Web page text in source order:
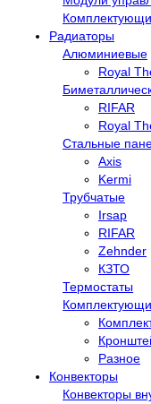
Радиаторы
Алюминиевые
Royal
RIFAR
Royal
Стальные
Axis
Kermi
Трубчатые
Irsap
RIFAR
Zehnder
КЗТО
Термостаты
Разное
Конвекторы
Конвекторы